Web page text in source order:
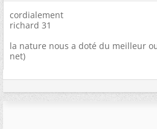
cordialement
richard 31
la nature nous a doté du meilleur
net)